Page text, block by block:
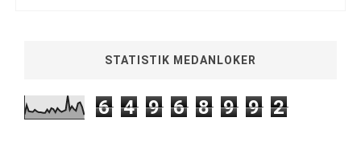
STATISTIK MEDANLOKER
6 4 9 6 8 9 9 2